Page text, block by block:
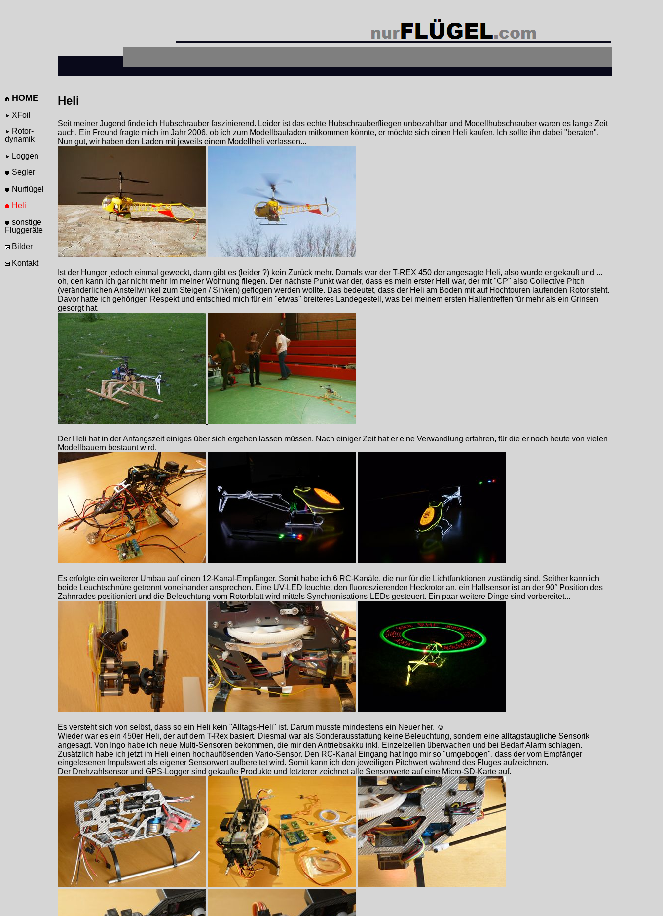
HOME
XFoil
Rotor-
dynamik
Loggen
Segler
Nurflügel
Heli
sonstige
Fluggeräte
Bilder
Kontakt
Heli
Seit meiner Jugend finde ich Hubschrauber faszinierend. Leider ist das echte Hubschrauberfliegen unbezahlbar und Modellhubschrauber waren es lange Zeit
auch. Ein Freund fragte mich im Jahr 2006, ob ich zum Modellbauladen mitkommen könnte, er möchte sich einen Heli kaufen. Ich sollte ihn dabei "beraten".
Nun gut, wir haben den Laden mit jeweils einem Modellheli verlassen...
Ist der Hunger jedoch einmal geweckt, dann gibt es (leider ?) kein Zurück mehr. Damals war der T-REX 450 der angesagte Heli, also wurde er gekauft und ...
oh, den kann ich gar nicht mehr im meiner Wohnung fliegen. Der nächste Punkt war der, dass es mein erster Heli war, der mit "CP" also Collective Pitch
(veränderlichen Anstellwinkel zum Steigen / Sinken) geflogen werden wollte. Das bedeutet, dass der Heli am Boden mit auf Hochtouren laufenden Rotor steht.
Davor hatte ich gehörigen Respekt und entschied mich für ein "etwas" breiteres Landegestell, was bei meinem ersten Hallentreffen für mehr als ein Grinsen
gesorgt hat.
Der Heli hat in der Anfangszeit einiges über sich ergehen lassen müssen. Nach einiger Zeit hat er eine Verwandlung erfahren, für die er noch heute von vielen
Modellbauern bestaunt wird.
Es erfolgte ein weiterer Umbau auf einen 12-Kanal-Empfänger. Somit habe ich 6 RC-Kanäle, die nur für die Lichtfunktionen zuständig sind. Seither kann ich
beide Leuchtschnüre getrennt voneinander ansprechen. Eine UV-LED leuchtet den fluoreszierenden Heckrotor an, ein Hallsensor ist an der 90° Position des
Zahnrades positioniert und die Beleuchtung vom Rotorblatt wird mittels Synchronisations-LEDs gesteuert. Ein paar weitere Dinge sind vorbereitet...
Es versteht sich von selbst, dass so ein Heli kein "Alltags-Heli" ist. Darum musste mindestens ein Neuer her. ☺
Wieder war es ein 450er Heli, der auf dem T-Rex basiert. Diesmal war als Sonderausstattung keine Beleuchtung, sondern eine alltagstaugliche Sensorik
angesagt. Von Ingo habe ich neue Multi-Sensoren bekommen, die mir den Antriebsakku inkl. Einzelzellen überwachen und bei Bedarf Alarm schlagen.
Zusätzlich habe ich jetzt im Heli einen hochauflösenden Vario-Sensor. Den RC-Kanal Eingang hat Ingo mir so "umgebogen", dass der vom Empfänger
eingelesenen Impulswert als eigener Sensorwert aufbereitet wird. Somit kann ich den jeweiligen Pitchwert während des Fluges aufzeichnen.
Der Drehzahlsensor und GPS-Logger sind gekaufte Produkte und letzterer zeichnet alle Sensorwerte auf eine Micro-SD-Karte auf.